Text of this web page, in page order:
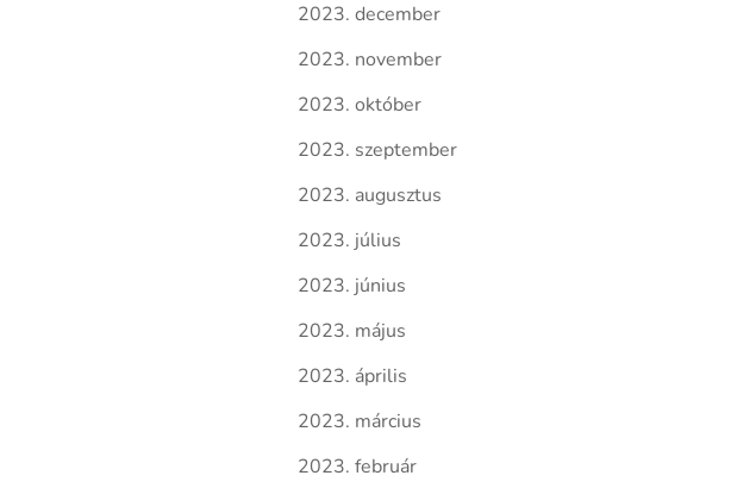
2023. december
2023. november
2023. október
2023. szeptember
2023. augusztus
2023. július
2023. június
2023. május
2023. április
2023. március
2023. február